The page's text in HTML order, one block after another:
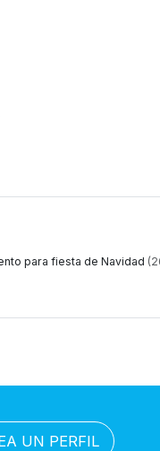
para fiesta de Navidad
UN PERFIL